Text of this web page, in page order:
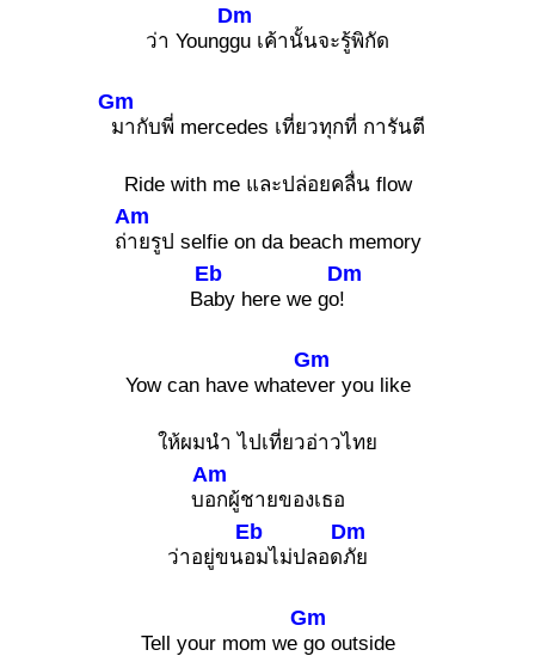
ว่า Young
Dm
gu เค้านั้นจะรู้พิกัด
Gm
มากับพี่ mercedes เที่ยวทุกที่ การันตี
Ride with me และปล่อยคลื่น flow
ถ่
Am
ายรูป selfie on da beach memory
B
Eb
aby here we go
Dm
!
Yow can have whate
Gm
ver you like
ให้ผมนำ ไปเที่ยวอ่าวไทย
บ
Am
อกผู้ชายของเธอ
ว่าอยู่ขน
Eb
อมไม่ปลอด
Dm
ภัย
Tell your mom we
Gm
go outside